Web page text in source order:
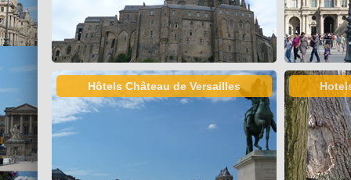
Hôtels Château de Versailles